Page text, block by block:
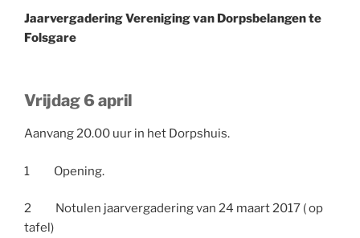
Jaarvergadering Vereniging van Dorpsbelangen te
Folsgare
Vrijdag 6 april
Aanvang 20.00 uur in het Dorpshuis.
1 Opening.
2 Notulen jaarvergadering van 24 maart 2017 ( op
tafel)